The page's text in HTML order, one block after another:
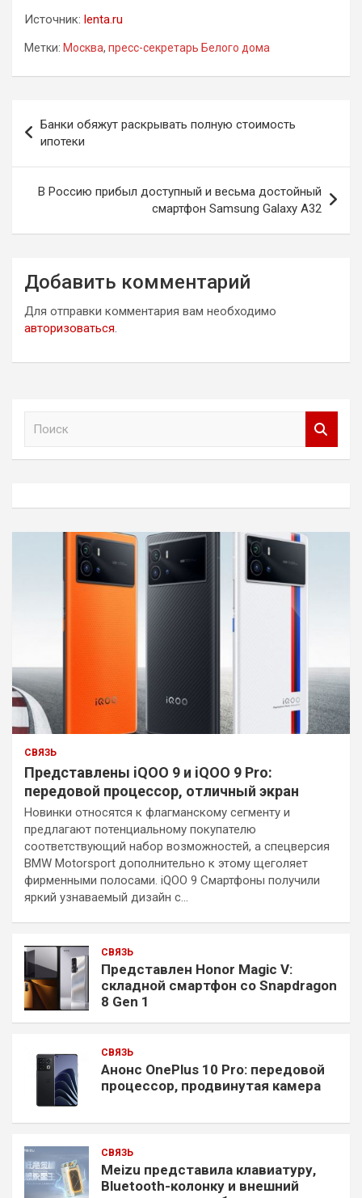
Источник: lenta.ru
Метки: Москва, пресс-секретарь Белого дома
по
записям
Банки обяжут раскрывать полную стоимость
ипотеки
В Россию прибыл доступный и весьма достойный
смартфон Samsung Galaxy A32
Добавить комментарий
Для отправки комментария вам необходимо
авторизоваться
СВЯЗЬ
Представлены iQOO 9 и iQOO 9 Pro:
передовой процессор, отличный экран
Новинки относятся к флагманскому сегменту и
предлагают потенциальному покупателю
соответствующий набор возможностей, а спецверсия
BMW Motorsport дополнительно к этому щеголяет
фирменными полосами. iQOO 9 Смартфоны получили
яркий узнаваемый дизайн с…
СВЯЗЬ
Представлен Honor Magic V:
складной смартфон со Snapdragon
8 Gen 1
СВЯЗЬ
Анонс OnePlus 10 Pro: передовой
процессор, продвинутая камера
СВЯЗЬ
Meizu представила клавиатуру,
Bluetooth-колонку и внешний